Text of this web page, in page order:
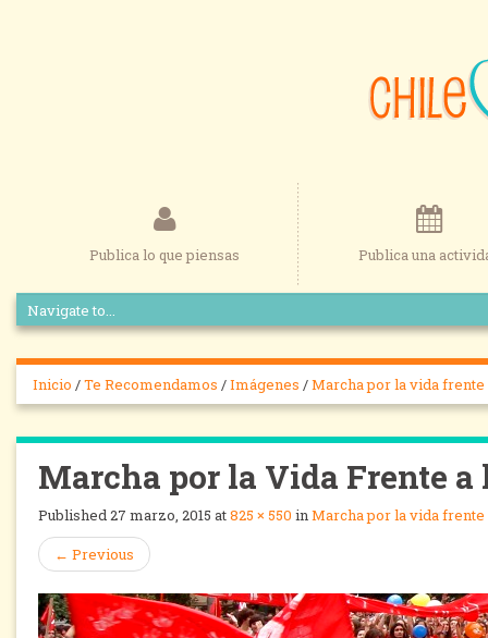
Publica lo que piensas Publica una
Inicio /Te Recomendamos /Imágenes /Marcha por la vida frente
Marcha por la Vida Frente a
Published27 marzo, 2015 at825 × 550 inMarcha por la vida frente
← Previous